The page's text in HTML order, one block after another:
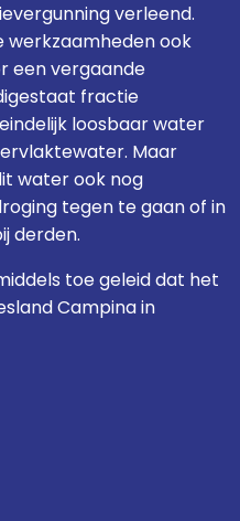
verleend.
werkzaamheden ook
een vergaande
fractie
loosbaar water
Maar
water ook nog
tegen te gaan of in
derden.
toe geleid dat het
Campina in